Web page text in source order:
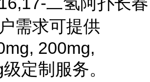
需求可提供
200mg,
定制服务。